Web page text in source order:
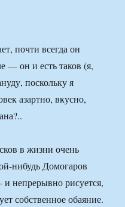
почти всегда он
— он и есть таков (я,
поскольку я
азартно, вкусно,
в жизни очень
нибудь Домогаров
непрерывно рисуется,
собственное обаяние.